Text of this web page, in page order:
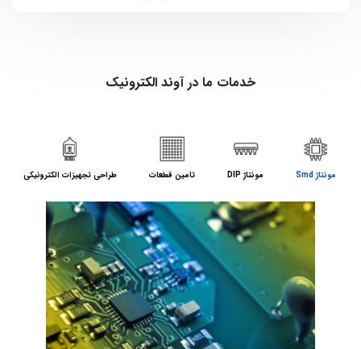
خدمات ما در آوند الکترونیک
مونتاژ Smd مونتاژ DIP تامین قطعات طراحی تجهیزات الکترونیکی